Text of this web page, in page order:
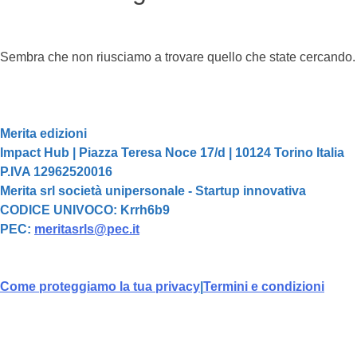
Sembra che non riusciamo a trovare quello che state cercando.
Merita edizioni
Impact Hub | Piazza Teresa Noce 17/d | 10124 Torino Italia
P.IVA 12962520016
Merita srl società unipersonale - Startup innovativa
CODICE UNIVOCO: Krrh6b9
PEC: meritasrls@pec.it
Come proteggiamo la tua privacy Termini e condizioni